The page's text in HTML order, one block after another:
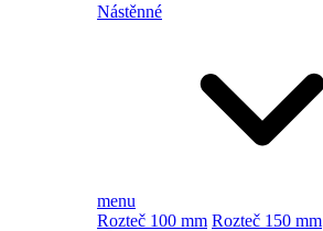
Nástěnné
menu
Rozteč 100 mm Rozteč 150 mm